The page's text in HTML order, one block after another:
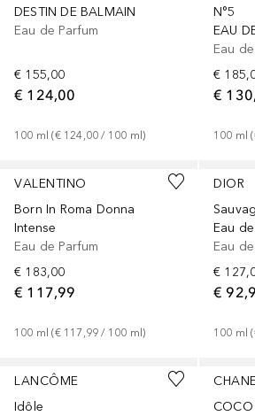
DESTIN DE BALMAIN
Eau de Parfum
€ 155,00
€ 124,00
100 ml (€ 124,00 / 100 ml)
N°5
Eau
€
€
100 ml (
VALENTINO
Born In Roma Donna
Intense
Eau de Parfum
€ 183,00
€ 117,99
100 ml (€ 117,99 / 100 ml)
DIOR
Eau
Eau
€
€
100 ml (
LANCÔME
Idôle
Gesponsert
COCO